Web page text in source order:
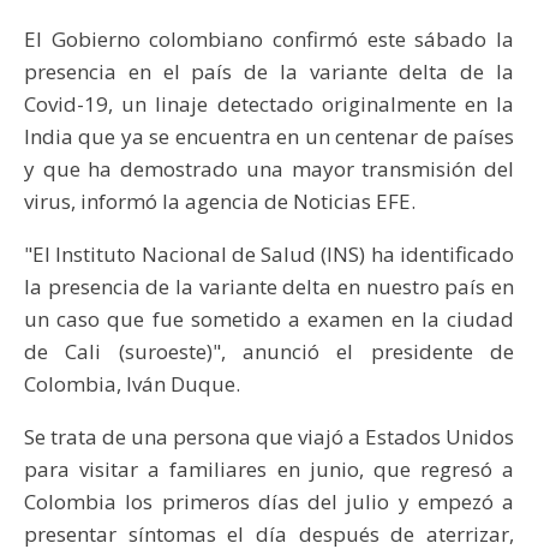
El Gobierno colombiano confirmó este sábado la
presencia en el país de la variante delta de la
Covid-19, un linaje detectado originalmente en la
India que ya se encuentra en un centenar de países
y que ha demostrado una mayor transmisión del
virus, informó la agencia de Noticias EFE.
"El Instituto Nacional de Salud (INS) ha identificado
la presencia de la variante delta en nuestro país en
un caso que fue sometido a examen en la ciudad
de Cali (suroeste)", anunció el presidente de
Colombia, Iván Duque.
Se trata de una persona que viajó a Estados Unidos
para visitar a familiares en junio, que regresó a
Colombia los primeros días del julio y empezó a
presentar síntomas el día después de aterrizar,